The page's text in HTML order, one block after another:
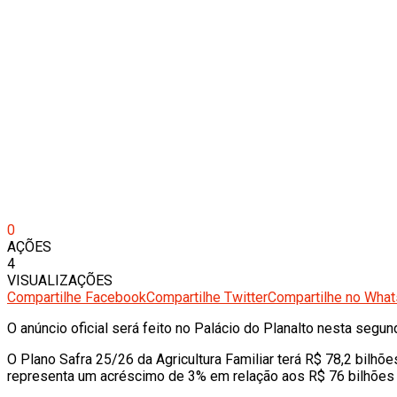
0
AÇÕES
4
VISUALIZAÇÕES
Compartilhe FacebookCompartilhe TwitterCompartilhe no
O anúncio oficial será feito no Palácio do Planalto nesta
O Plano Safra 25/26 da Agricultura Familiar terá R$ 78,2
representa um acréscimo de 3% em relação aos R$ 76